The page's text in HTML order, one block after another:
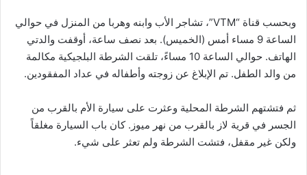
وبحسب قناة “VTM”، تشاجر الأب وابنه وهربا من المنزل في حوالي
الساعة 9 مساء أمس (الخميس). بعد نصف ساعة، أوقفت والدتي
الهاتف. حوالي الساعة 10 مساءً، تلقت الشرطة البلجيكية مكالمة
من والد الطفل. تم الإبلاغ عن زوجته وأطفاله في عداد المفقودين.
ثم فتشتهم الشرطة المحلية وعثرت على سيارة الأم بالقرب من
الجسر في قرية لاز بالقرب من نهر ميوز. كان باب السيارة مغلقاً
ولكن غير مقفل، فتشت الشرطة ولم تعثر على شيء.